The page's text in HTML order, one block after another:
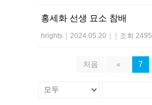
홍세화 선생 묘소 참배
hrights | 2024.05.20 | | 조회 2495
처음 « 7